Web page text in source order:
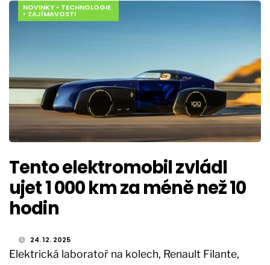
NOVINKY • TECHNOLOGIE
• ZAJÍMAVOSTI
Tento elektromobil zvládl
ujet 1 000 km za méně než 10
hodin
24. 12. 2025
Elektrická laboratoř na kolech, Renault Filante,